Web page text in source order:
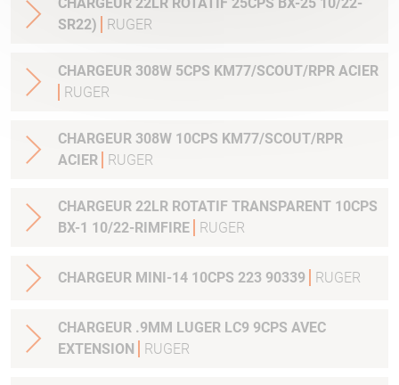
SR22)
RUGER
CHARGEUR 308W 5CPS KM77/SCOUT/RPR ACIER
RUGER
CHARGEUR 308W 10CPS KM77/SCOUT/RPR
ACIER
RUGER
CHARGEUR 22LR ROTATIF TRANSPARENT 10CPS
BX-1 10/22-RIMFIRE
RUGER
CHARGEUR MINI-14 10CPS 223 90339 RUGER
CHARGEUR .9MM LUGER LC9 9CPS AVEC
EXTENSION
RUGER